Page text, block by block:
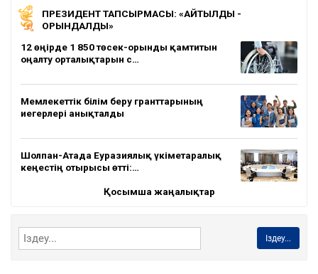
ПРЕЗИДЕНТ ТАПСЫРМАСЫ: «АЙТЫЛДЫ -
ОРЫНДАЛДЫ»
12 өңірде 1 850 төсек-орынды қамтитын
оңалту орталықтарын с…
Мемлекеттік білім беру гранттарының
иегерлері анықталды
Шолпан-Атада Еуразиялық үкіметаралық
кеңестің отырысы өтті:…
Қосымша жаңалықтар
Іздеу...